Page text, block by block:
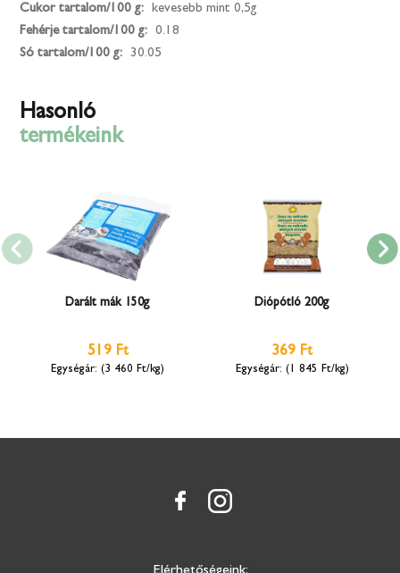
Cukor tartalom/100 g:
kevesebb mint 0,5g
Fehérje tartalom/100 g:
0.18
Só tartalom/100 g:
30.05
Hasonló
termékeink
Darált mák 150g
519 Ft
(3 460 Ft/kg)
Diópótló 200g
369 Ft
(1 845 Ft/kg)
Elérhetőségeink: